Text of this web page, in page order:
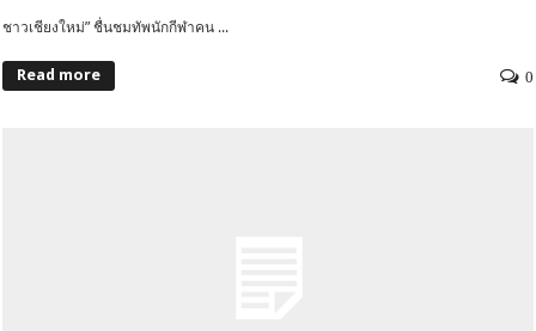
ชาวเชียงใหม่” ชื่นชมทัพนักกีฬาคน ...
Read more 0